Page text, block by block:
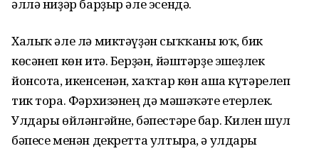
әллә ниҙәр барҙыр әле эсендә.
Халыҡ әле лә миктәүҙән сыҡҡаны юҡ, бик
көсәнеп көн итә. Берҙән, йәштәрҙе эшһеҙлек
йонсота, икенсенән, хаҡтар көн аша күтәрелеп
тик тора. Фәрхизәнең дә мәшәҡәте етерлек.
Улдары өйләнгәйне, бәпестәре бар. Килен шул
бәпесе менән декретта ултыра, ә улдары